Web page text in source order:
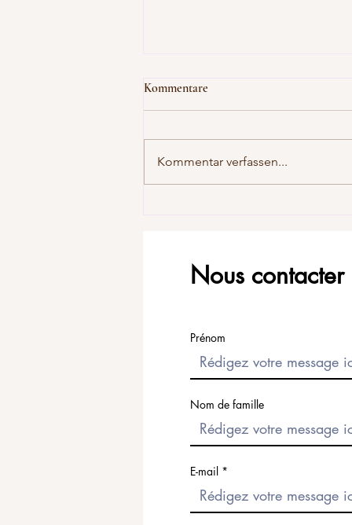
Fairtrade- oder Öko-Gold
Kommentare
Kommentar verfassen...
Nous contacter
Prénom
Nom de famille
E-mail